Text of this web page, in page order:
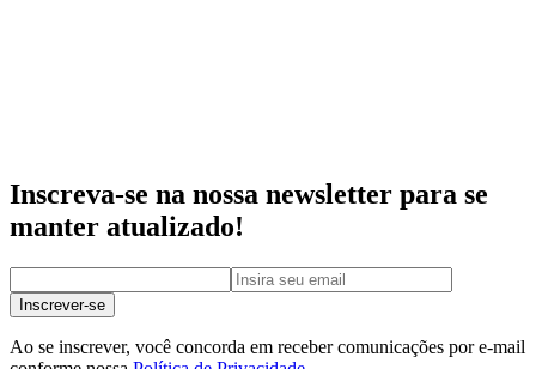
Inscreva-se na nossa newsletter para se
manter atualizado!
Inscrever-se
Ao se inscrever, você concorda em receber comunicações por e-mail